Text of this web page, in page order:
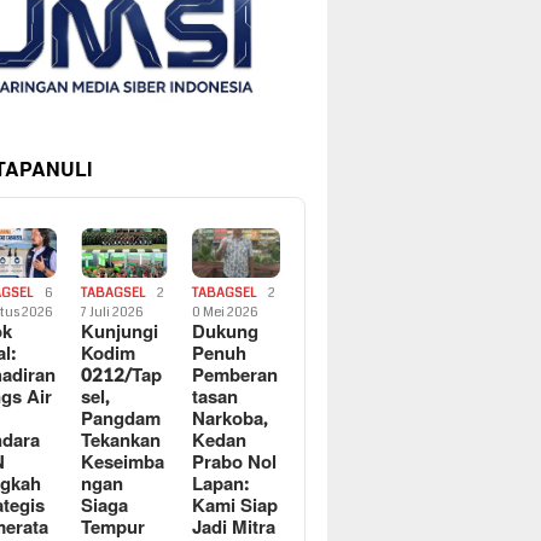
6
2026
Air
TABAGSEL
2
7 Juli 2026
Kunjungi
Kodim
0212/Tap
sel,
Pangdam
Tekankan
Keseimba
ngan
Siaga
Tempur
TABAGSEL
2
0 Mei 2026
Dukung
Penuh
Pemberan
tasan
Narkoba,
Kedan
Prabo Nol
Lapan:
Kami Siap
Jadi Mitra